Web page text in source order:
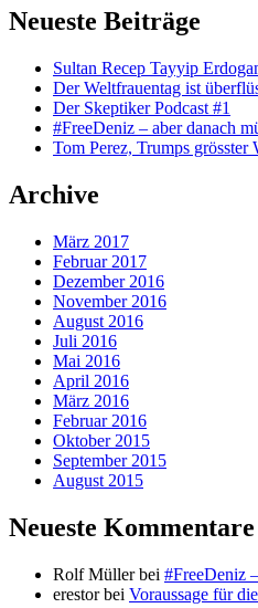
Neueste Beiträge
Sultan Recep Tayyip
Der Weltfrauentag ist
Der Skeptiker Podcast #1
#FreeDeniz – aber danach
Tom Perez, Trumps grösster
Archive
März 2017
Februar 2017
Dezember 2016
November 2016
August 2016
Juli 2016
Mai 2016
April 2016
März 2016
Februar 2016
Oktober 2015
September 2015
August 2015
Neueste Kommentare
Rolf Müllerbei #FreeDeniz
erestorbei Voraussage für